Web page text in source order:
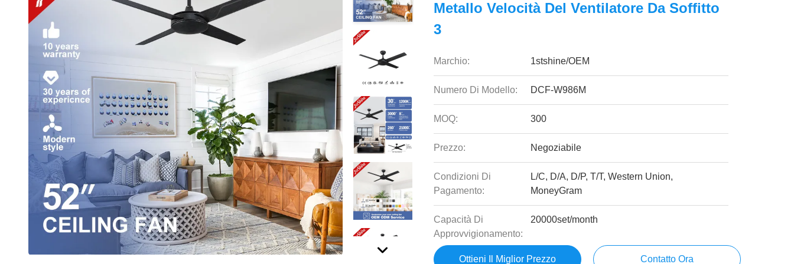
Metallo Velocità Del Ventilatore Da Soffitto
3
Marchio: 1stshine/OEM
Numero Di Modello: DCF-W986M
MOQ: 300
Prezzo: Negoziabile
Condizioni Di
Pagamento:
L/C, D/A, D/P, T/T, Western Union,
MoneyGram
Capacità Di
Approvvigionamento:
20000set/month
Ottieni Il Miglior Prezzo Contatto Ora